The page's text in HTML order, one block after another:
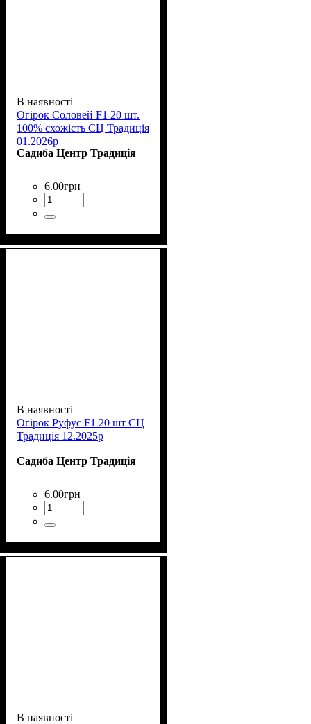
В наявності
Огірок Соловей F1 20 шт.
100% схожість СЦ Традиція
01.2026р
Садиба Центр Традиція
6.00грн
В наявності
Огірок Руфус F1 20 шт СЦ
Традиція 12.2025р
Садиба Центр Традиція
6.00грн
В наявності